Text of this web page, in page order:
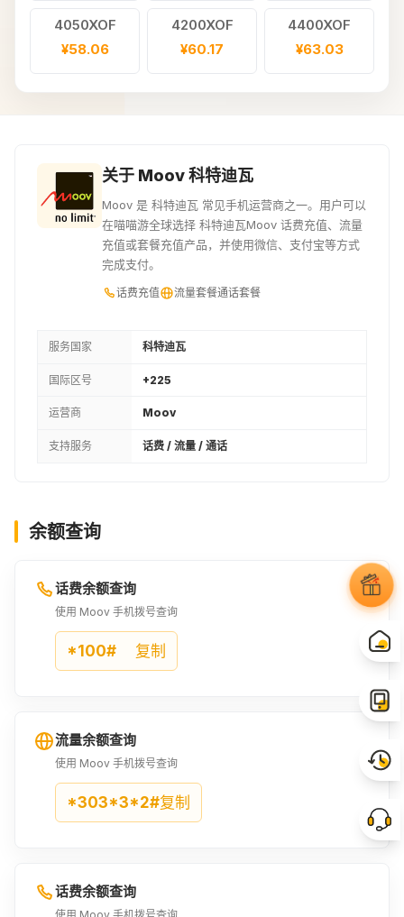
4050XOF
¥58.06
4200XOF
¥60.17
4400XOF
¥63.03
5450XOF
¥78.07
6000XOF
¥85.97
¥120.34
8500XOF
¥121.76
8800XOF
9840XOF
¥143.28
¥286.47
关于 Moov 科特迪瓦
Moov 是 科特迪瓦 常见手机运营商之一。用户可以
在喵喵游全球选择 科特迪瓦Moov 话费充值、流量
充值或套餐充值产品，并使用微信、支付宝等方式
完成支付。
话费充值 流量套餐通话套餐
服务国家 科特迪瓦
国际区号 +225
运营商 Moov
支持服务 话费 / 流量 / 通话
余额查询
话费余额查询
使用 Moov 手机拨号查询
*100# 复制
流量余额查询
使用 Moov 手机拨号查询
*303*3*2#复制
话费余额查询